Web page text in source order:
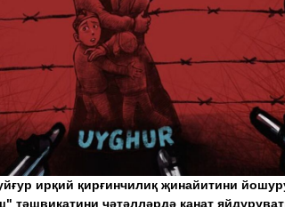
ирқий қирғинчилиқ җинайитини
тәшвиқатини чәтәлләрдә қанат